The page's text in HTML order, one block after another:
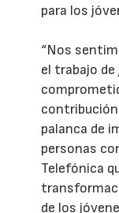
para los
“Nos
el trabajo
palanca de
personas
Telefónica
de los